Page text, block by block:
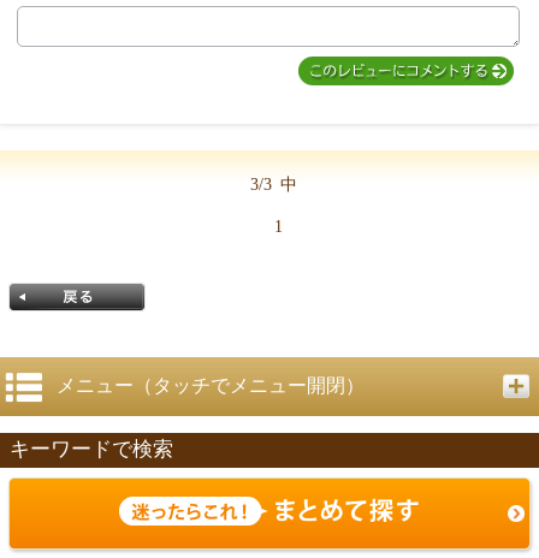
3/3 中
1
戻る
メニュー（タッチでメニュー開閉）
キーワードで検索